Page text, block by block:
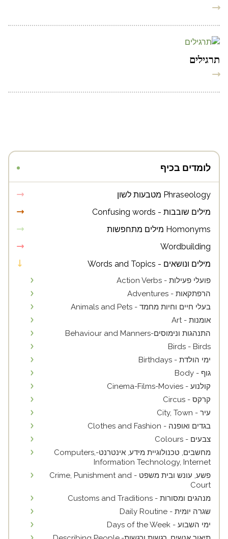
תרגילים
לומדים בכיף
Phraseology מטבעות לשון
מילים שובבות - Confusing words
Homonyms מילים מתחפשות
Wordbuilding
מילים ונושאים - Words and Topics
פועלי פעילות - Action Verbs
הרפתקאות - Adventures
בעלי חיים וחיות מחמד - Animals and Pets
אומנות - Art
התנהגות ונימוסים-Behaviour and Manners
Birds - Birds
ימי הולדת - Birthdays
גוף - Body
קולנוע - Cinema-Films-Movies
קרקס - Circus
עיר - City, Town
בגדים ואופנה - Clothes and Fashion
צבעים - Colours
מחשבים, טכנולוגיית מידע, אינטרנט-Computers,
Information Technology, Internet
פשע, עונש ובית משפט - Crime, Punishment and
Court
מנהגים ומסורות - Customs and Traditions
שגרה יומית - Daily Routine
ימי השבוע - Days of the Week